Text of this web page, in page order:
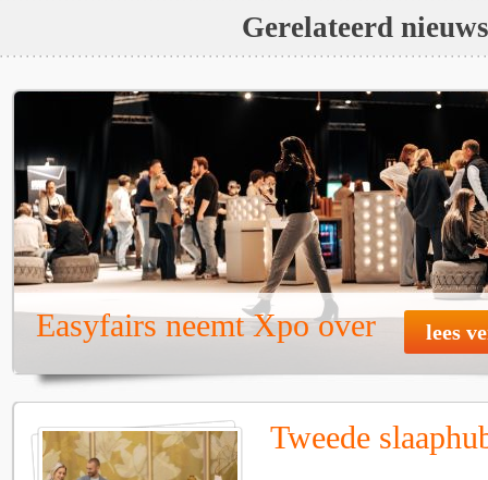
Gerelateerd nieuws
Easyfairs neemt Xpo over lees
Tweede